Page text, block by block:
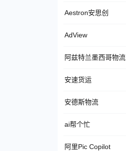
Aestron安思创
AdView
阿兹特兰墨西哥物流
安速货运
安德斯物流
ai帮个忙
阿里Pic Copilot